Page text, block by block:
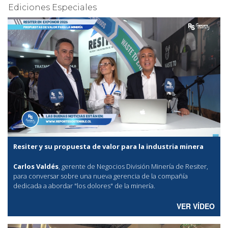
Ediciones Especiales
Resiter y su propuesta de valor para la industria minera
Carlos Valdés, gerente de Negocios División Minería de Resiter,
para conversar sobre una nueva gerencia de la compañía
dedicada a abordar "los dolores" de la minería.
VER VÍDEO